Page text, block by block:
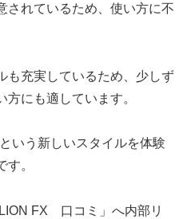
されているため、使い方に不
も充実しているため、少しず
にも適しています。
いう新しいスタイルを体験
。
FX 口コミ」へ内部リ